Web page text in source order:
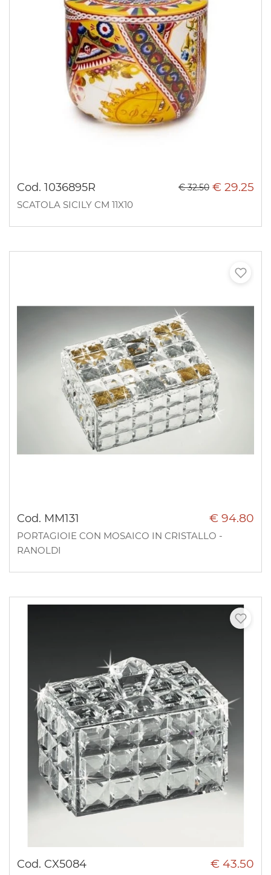
Cod. 1036895R € 29.25
€ 32.50
SCATOLA SICILY CM 11X10
Cod. MM131 € 94.80
PORTAGIOIE CON MOSAICO IN CRISTALLO -
RANOLDI
Cod. CX5084 € 43.50